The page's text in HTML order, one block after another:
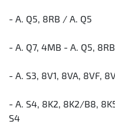
- A. Q5, 8RB / А. Q5
- A. Q7, 4MB - A. Q5,
- A. S3, 8V1, 8VA, 8VF,
- A. S4, 8K2, 8K2/B8,
S4